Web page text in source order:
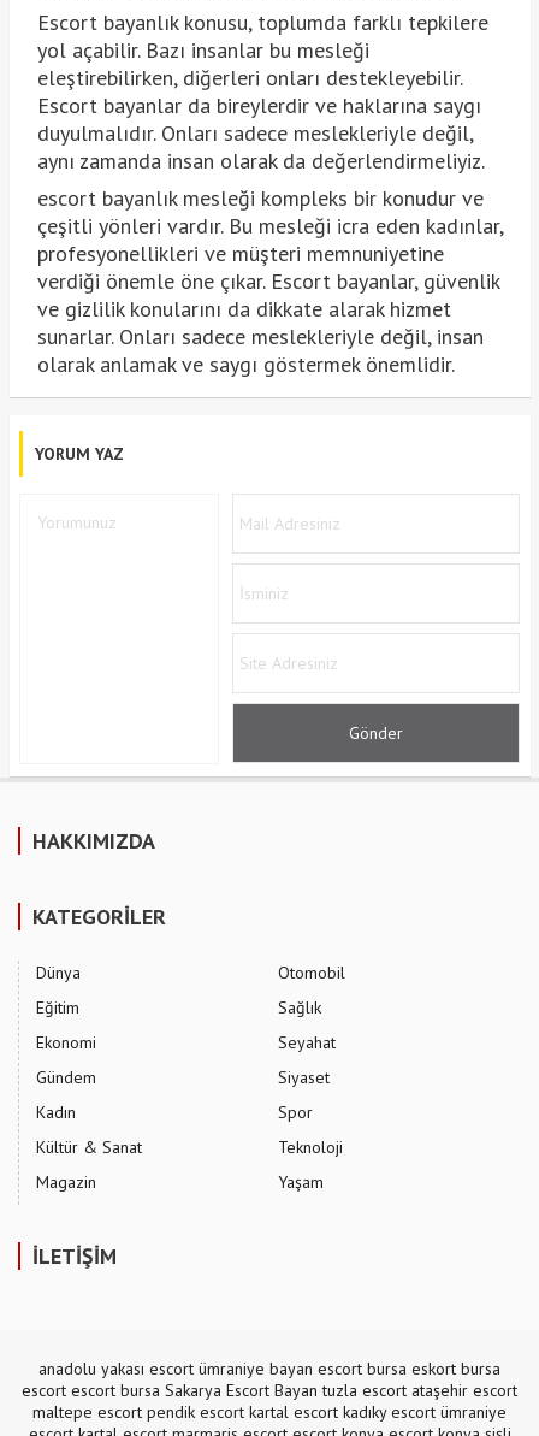
Escort bayanlık konusu, toplumda farklı tepkilere
yol açabilir. Bazı insanlar bu mesleği
eleştirebilirken, diğerleri onları destekleyebilir.
Escort bayanlar da bireylerdir ve haklarına saygı
duyulmalıdır. Onları sadece meslekleriyle değil,
aynı zamanda insan olarak da değerlendirmeliyiz.
escort bayanlık mesleği kompleks bir konudur ve
çeşitli yönleri vardır. Bu mesleği icra eden kadınlar,
profesyonellikleri ve müşteri memnuniyetine
verdiği önemle öne çıkar. Escort bayanlar, güvenlik
ve gizlilik konularını da dikkate alarak hizmet
sunarlar. Onları sadece meslekleriyle değil, insan
olarak anlamak ve saygı göstermek önemlidir.
YORUM YAZ
HAKKIMIZDA
KATEGORİLER
Dünya
Eğitim
Ekonomi
Gündem
Kadın
Kültür & Sanat
Magazin
Otomobil
Sağlık
Seyahat
Siyaset
Spor
Teknoloji
Yaşam
İLETİŞİM
anadolu yakası escort ümraniye bayan escort bursa eskort bursa
escort escort bursa Sakarya Escort Bayan tuzla escort ataşehir escort
maltepe escort pendik escort kartal escort kadıky escort ümraniye